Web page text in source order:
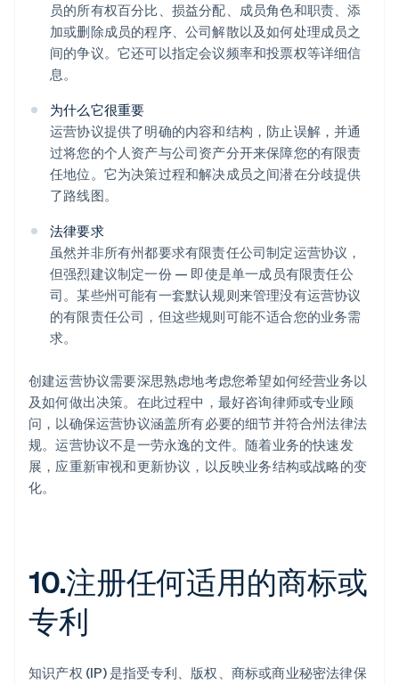
员的所有权百分比、损益分配、成员角色和职责、添
加或删除成员的程序、公司解散以及如何处理成员之
间的争议。它还可以指定会议频率和投票权等详细信
息。
为什么它很重要
运营协议提供了明确的内容和结构，防止误解，并通
过将您的个人资产与公司资产分开来保障您的有限责
任地位。它为决策过程和解决成员之间潜在分歧提供
了路线图。
法律要求
虽然并非所有州都要求有限责任公司制定运营协议，
但强烈建议制定一份 — 即使是单一成员有限责任公
司。某些州可能有一套默认规则来管理没有运营协议
的有限责任公司，但这些规则可能不适合您的业务需
求。
创建运营协议需要深思熟虑地考虑您希望如何经营业务以
及如何做出决策。在此过程中，最好咨询律师或专业顾
问，以确保运营协议涵盖所有必要的细节并符合州法律法
规。运营协议不是一劳永逸的文件。随着业务的快速发
展，应重新审视和更新协议，以反映业务结构或战略的变
化。
10.注册任何适用的商标或
专利
知识产权 (IP) 是指受专利、版权、商标或商业秘密法律保